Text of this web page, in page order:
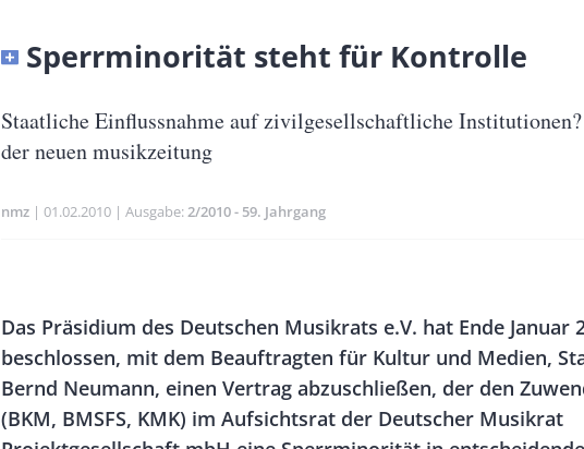
Banner
Size
Sperrminorität steht für Kontrolle
Untertitel
Staatliche Einflussnahme auf zivilgesellschaftliche
der neuen musikzeitung
nmz Publikationsdatum
01.02.2010 Ausgabe 2/2010 - 59. Jahrgang
Rectangle
Left
Rectangle
Right
Body
Das Präsidium des Deutschen Musikrats e.V. hat Ende Januar
beschlossen, mit dem Beauftragten für Kultur und Medien,
Bernd Neumann, einen Vertrag abzuschließen, der den
(BKM, BMSFS, KMK) im Aufsichtsrat der Deutscher Musikrat